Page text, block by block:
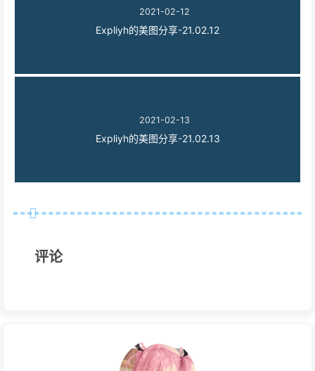
2021-02-12
Expliyh的美图分享-21.02.12
2021-02-13
Expliyh的美图分享-21.02.13
评论